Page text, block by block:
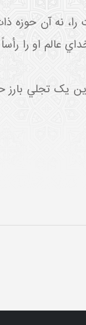
را، نه آن حوزه
او را
يک تجلي